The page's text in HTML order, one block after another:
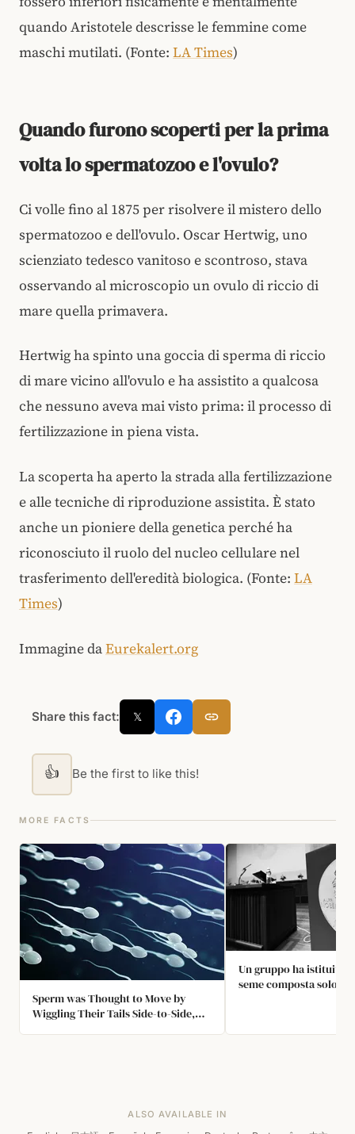
quando Aristotele descrisse le femmine come
maschi mutilati. (Fonte: LA Times)
Quando furono scoperti per la prima
volta lo spermatozoo e l'ovulo?
Ci volle fino al 1875 per risolvere il mistero dello
spermatozoo e dell'ovulo. Oscar Hertwig, uno
scienziato tedesco vanitoso e scontroso, stava
osservando al microscopio un ovulo di riccio di
mare quella primavera.
Hertwig ha spinto una goccia di sperma di riccio
di mare vicino all'ovulo e ha assistito a qualcosa
che nessuno aveva mai visto prima: il processo di
fertilizzazione in piena vista.
La scoperta ha aperto la strada alla fertilizzazione
e alle tecniche di riproduzione assistita. È stato
anche un pioniere della genetica perché ha
riconosciuto il ruolo del nucleo cellulare nel
trasferimento dell'eredità biologica. (Fonte: LA
Times)
Immagine daEurekalert.org
Share this fact: 𝕏
👍 Be the first to like this!
MORE FACTS
Sperm was Thought to Move by
Wiggling Their Tails Side-to-Side,
Un gruppo ha istituito
seme composta solo
ALSO AVAILABLE IN